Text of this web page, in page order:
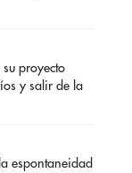
su proyecto
y salir de la
espontaneidad